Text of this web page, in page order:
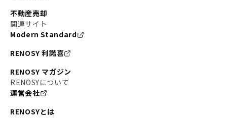
不動産売却
関連サイト
Modern Standard
RENOSY 利諾喜
RENOSY マガジン
RENOSYについて
運営会社
RENOSYとは